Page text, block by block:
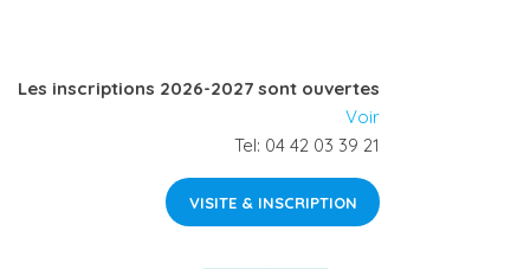
o
Les inscriptions 2026-2027 sont ouvertes
Voir
Tel: 04 42 03 39 21
VISITE & INSCRIPTION